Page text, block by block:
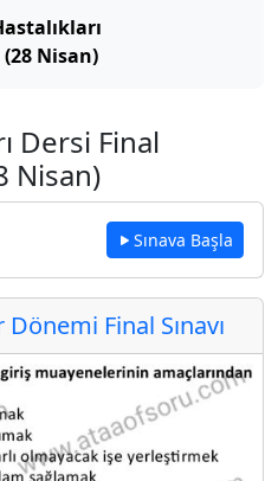
(28 Nisan)
Dersi Final
Nisan)
Sınava Başla
Final Sınavı